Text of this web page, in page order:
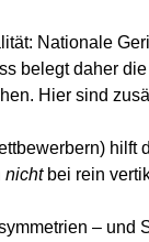
Nationale
belegt daher die
Hier sind
hilft
nichtbei rein
– und